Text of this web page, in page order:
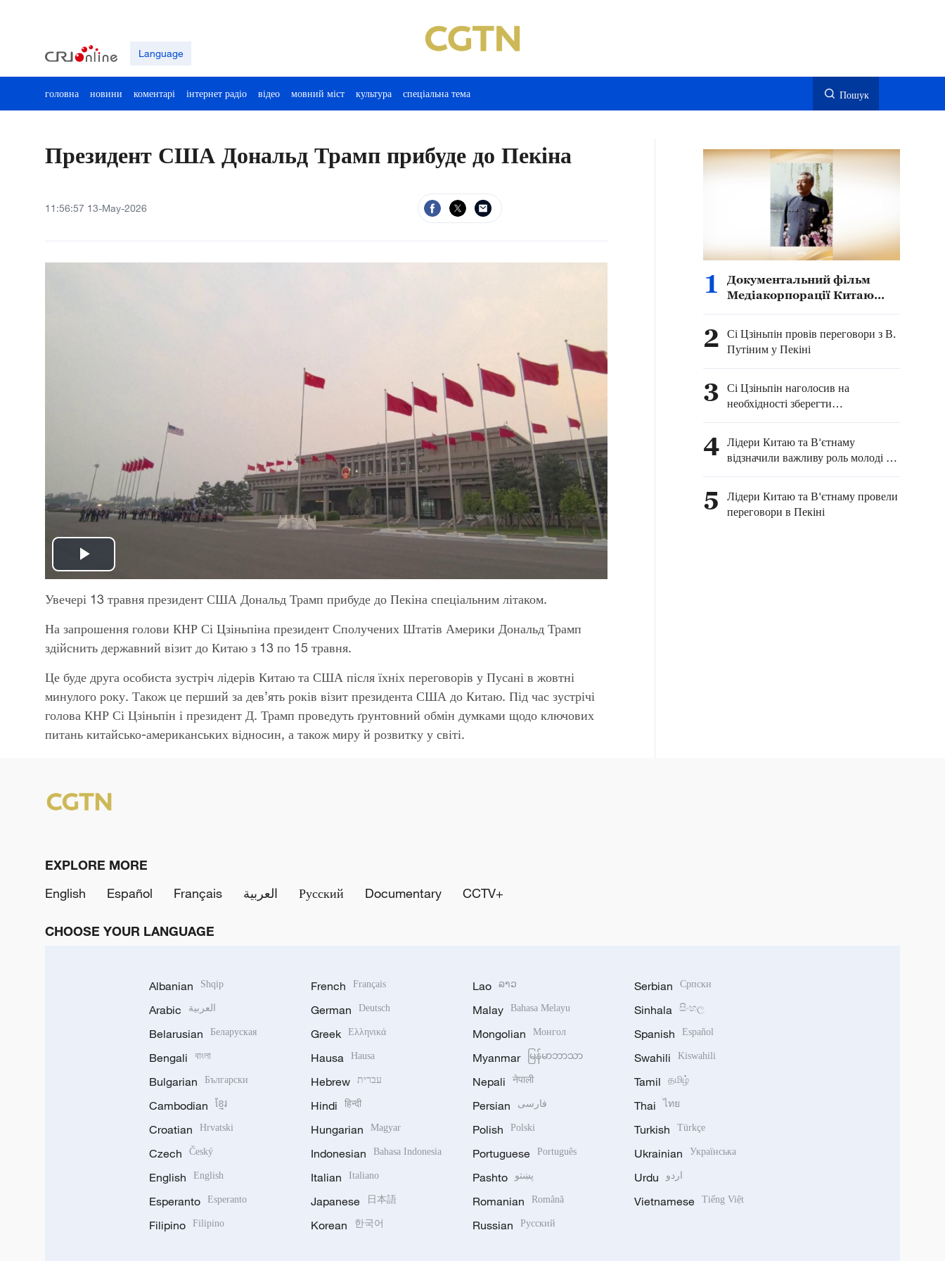
Language
головна новини коментарі інтернет радіо відео мовний міст культура спеціальна тема Пошук
Президент США Дональд Трамп прибуде до Пекіна
11:56:57 13-May-2026
Play
Video
Увечері 13 травня президент США Дональд Трамп прибуде до Пекіна спеціальним літаком.
На запрошення голови КНР Сі Цзіньпіна президент Сполучених Штатів Америки Дональд Трамп
здійснить державний візит до Китаю з 13 по 15 травня.
Це буде друга особиста зустріч лідерів Китаю та США після їхніх переговорів у Пусані в жовтні
минулого року. Також це перший за дев’ять років візит президента США до Китаю. Під час зустрічі
голова КНР Сі Цзіньпін і президент Д. Трамп проведуть ґрунтовний обмін думками щодо ключових
питань китайсько-американських відносин, а також миру й розвитку у світі.
1
Документальний фільм
Медіакорпорації Китаю
2 Сі Цзіньпін провів переговори з В.
Путіним у Пекіні
3 Сі Цзіньпін наголосив на
необхідності зберегти
безперешкодний прохід через
4 Лідери Китаю та В'єтнаму
відзначили важливу роль молоді у
розвитку
5
Лідери Китаю та В'єтнаму провели
переговори в Пекіні
EXPLORE MORE
English
Español Français العربية Русский Documentary CCTV+
CHOOSE YOUR LANGUAGE
Albanian Shqip
Arabic العربية
Belarusian Беларуская
Bengali বাংলা
Bulgarian Български
Cambodian ខ្មែរ
Croatian Hrvatski
Czech Český
English English
Esperanto Esperanto
Filipino Filipino
French Français
German Deutsch
Greek Ελληνικά
Hausa Hausa
Hebrew עברית
Hindi हिन्दी
Hungarian Magyar
Indonesian Bahasa Indonesia
Italian Italiano
Japanese 日本語
Korean 한국어
Lao ລາວ
Malay Bahasa Melayu
Mongolian Монгол
Myanmar မြန်မာဘာသာ
Nepali नेपाली
Persian فارسی
Polish Polski
Portuguese Português
Pashto پښتو
Romanian Română
Russian Русский
Serbian Српски
Sinhala සිංහල
Spanish Español
Swahili Kiswahili
Tamil தமிழ்
Thai ไทย
Turkish Türkçe
Ukrainian Українська
Urdu اردو
Vietnamese Tiếng Việt